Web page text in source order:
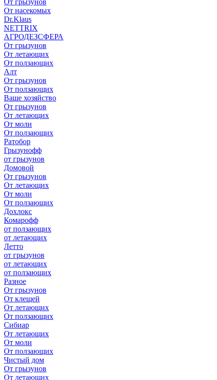
От грызунов
От насекомых
Dr.Klaus
NETTRIX
АГРОДЕЗСФЕРА
От грызунов
От летающих
От ползающих
Алт
От грызунов
От ползающих
Ваше хозяйство
От грызунов
От летающих
От моли
От ползающих
Ратобор
Грызунофф
от грызунов
Домовой
От грызунов
От летающих
От моли
От ползающих
Дохлокс
Комарофф
от ползающих
от летающих
Летто
от грызунов
от летающих
от ползающих
Разное
От грызунов
От клещей
От летающих
От ползающих
Сибиар
От летающих
От моли
От ползающих
Чистый дом
От грызунов
От летающих